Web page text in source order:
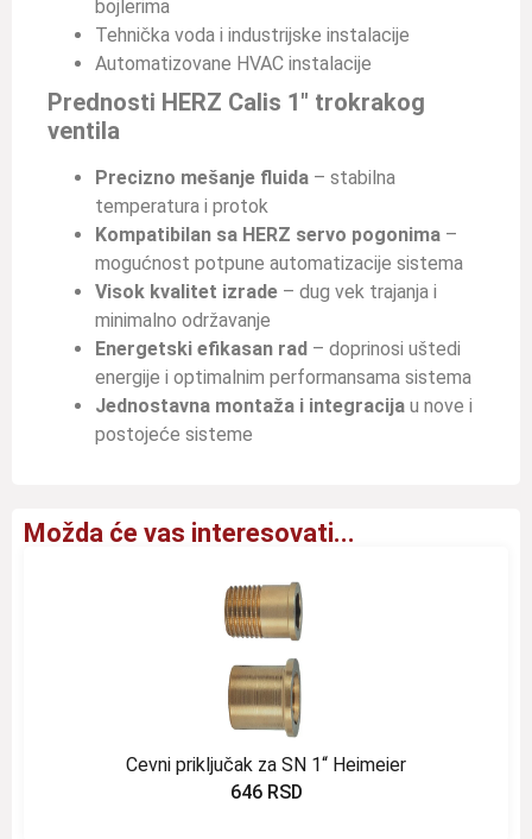
bojlerima
Tehnička voda i industrijske instalacije
Automatizovane HVAC instalacije
Prednosti HERZ Calis 1″ trokrakog
ventila
Precizno mešanje fluida – stabilna
temperatura i protok
Kompatibilan sa HERZ servo pogonima –
mogućnost potpune automatizacije sistema
Visok kvalitet izrade – dug vek trajanja i
minimalno održavanje
Energetski efikasan rad – doprinosi uštedi
energije i optimalnim performansama sistema
Jednostavna montaža i integracija u nove i
postojeće sisteme
Možda će vas interesovati...
Cevni priključak za SN 1“ Heimeier
646 RSD